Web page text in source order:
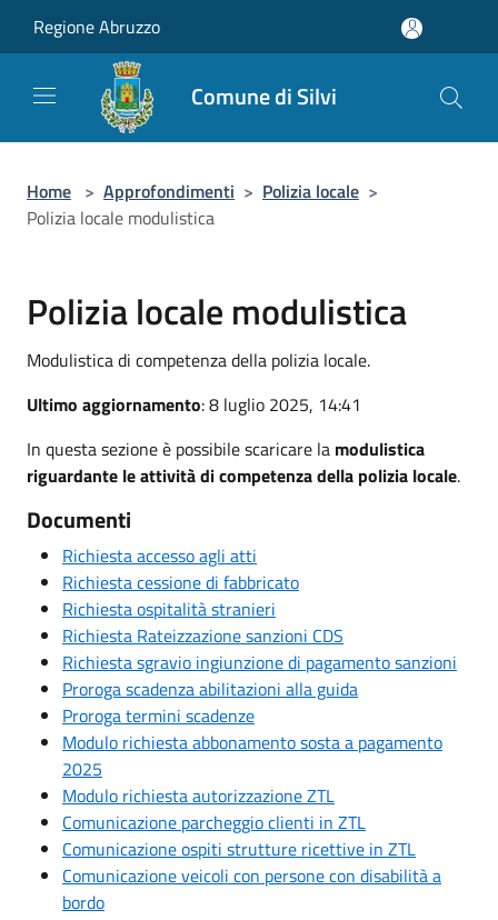
Regione Abruzzo
Comune di Silvi
Home > Approfondimenti > Polizia locale >
Polizia locale modulistica
Polizia locale modulistica
Modulistica di competenza della polizia locale.
Ultimo aggiornamento: 8 luglio 2025, 14:41
In questa sezione è possibile scaricare la modulistica
riguardante le attività di competenza della polizia locale.
Documenti
Richiesta accesso agli atti
Richiesta cessione di fabbricato
Richiesta ospitalità stranieri
Richiesta Rateizzazione sanzioni CDS
Richiesta sgravio ingiunzione di pagamento sanzioni
Proroga scadenza abilitazioni alla guida
Proroga termini scadenze
Modulo richiesta abbonamento sosta a pagamento
2025
Modulo richiesta autorizzazione ZTL
Comunicazione parcheggio clienti in ZTL
Comunicazione ospiti strutture ricettive in ZTL
Comunicazione veicoli con persone con disabilità a
bordo